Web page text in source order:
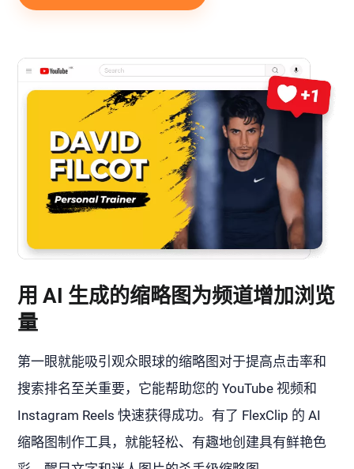
用 AI 生成的缩略图为频道增加浏览
量
第一眼就能吸引观众眼球的缩略图对于提高点击率和
搜索排名至关重要，它能帮助您的 YouTube 视频和
Instagram Reels 快速获得成功。有了 FlexClip 的 AI
缩略图制作工具，就能轻松、有趣地创建具有鲜艳色